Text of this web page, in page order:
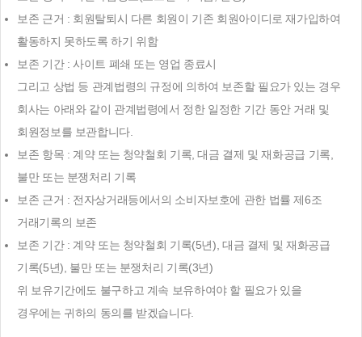
보존 근거 : 회원탈퇴시 다른 회원이 기존 회원아이디로 재가입하여
활동하지 못하도록 하기 위함
보존 기간 : 사이트 폐쇄 또는 영업 종료시
그리고 상법 등 관계법령의 규정에 의하여 보존할 필요가 있는 경우
회사는 아래와 같이 관계법령에서 정한 일정한 기간 동안 거래 및
회원정보를 보관합니다.
보존 항목 : 계약 또는 청약철회 기록, 대금 결제 및 재화공급 기록,
불만 또는 분쟁처리 기록
보존 근거 : 전자상거래등에서의 소비자보호에 관한 법률 제6조
거래기록의 보존
보존 기간 : 계약 또는 청약철회 기록(5년), 대금 결제 및 재화공급
기록(5년), 불만 또는 분쟁처리 기록(3년)
위 보유기간에도 불구하고 계속 보유하여야 할 필요가 있을
경우에는 귀하의 동의를 받겠습니다.